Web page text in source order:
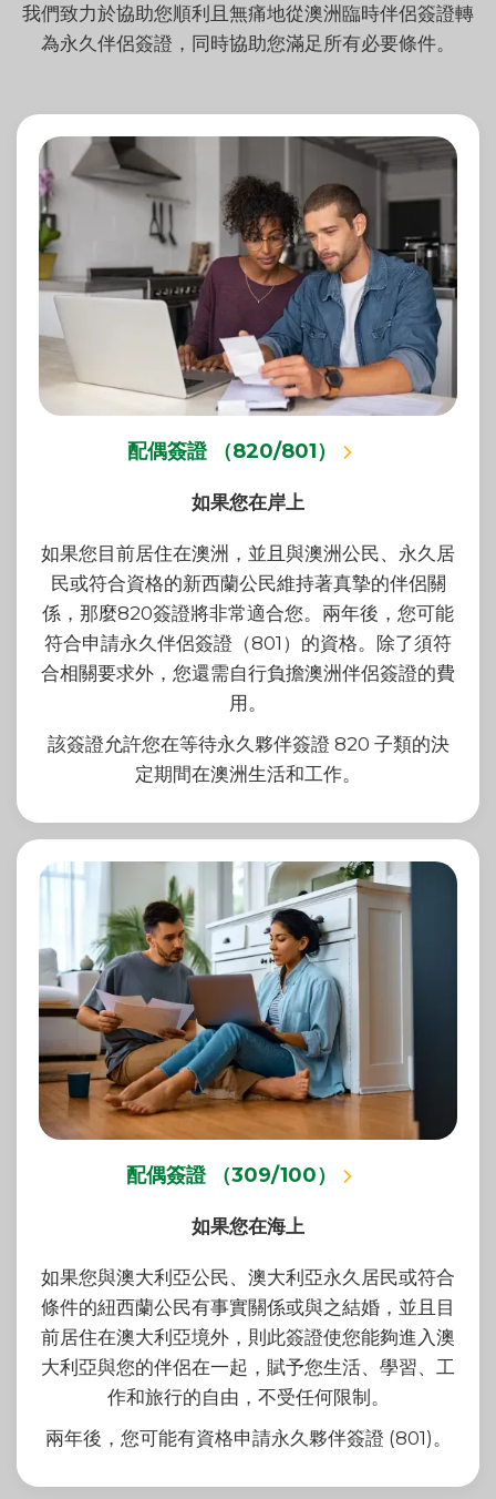
我們致力於協助您順利且無痛地從澳洲臨時伴侶簽證轉
為永久伴侶簽證，同時協助您滿足所有必要條件。
配偶簽證 （820/801）
如果您在岸上
如果您目前居住在澳洲，並且與澳洲公民、永久居
民或符合資格的新西蘭公民維持著真摯的伴侶關
係，那麼820簽證將非常適合您。兩年後，您可能
符合申請永久伴侶簽證（801）的資格。除了須符
合相關要求外，您還需自行負擔澳洲伴侶簽證的費
用。
該簽證允許您在等待永久夥伴簽證 820 子類的決
定期間在澳洲生活和工作。
配偶簽證 （309/100）
如果您在海上
如果您與澳大利亞公民、澳大利亞永久居民或符合
條件的紐西蘭公民有事實關係或與之結婚，並且目
前居住在澳大利亞境外，則此簽證使您能夠進入澳
大利亞與您的伴侶在一起，賦予您生活、學習、工
作和旅行的自由，不受任何限制。
兩年後，您可能有資格申請永久夥伴簽證 (801)。